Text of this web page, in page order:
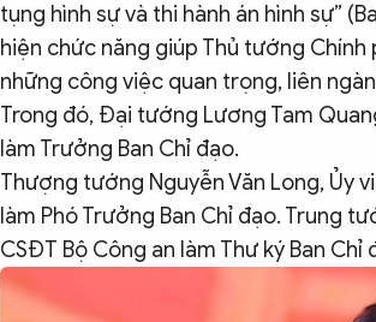
tụng hình sự và thi hành án hình sự”
hiện chức năng giúp Thủ tướng
những công việc quan trọng, liên
Trong đó, Đại tướng Lương Tam
làm Trưởng Ban Chỉ đạo.
Thượng tướng Nguyễn Văn Long, Ủy
làm Phó Trưởng Ban Chỉ đạo. Trung
CSĐT Bộ Công an làm Thư ký Ban Chỉ